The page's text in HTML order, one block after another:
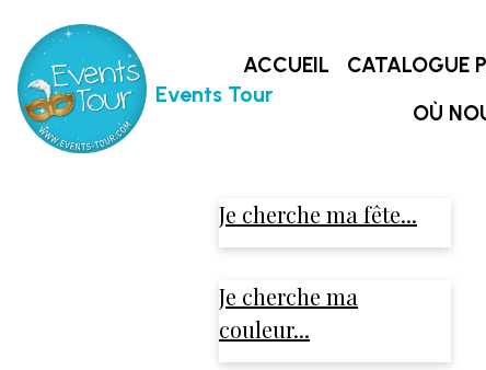
Events Tour
ACCUEIL CATALOGUE
OÙ
Je cherche ma fête...
Je cherche ma
couleur...